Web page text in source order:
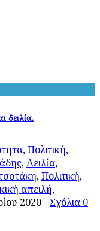
δειλία.
,Πολιτική,
, Δειλία,
,Πολιτική,
απειλή,
2020 Σχόλια 0